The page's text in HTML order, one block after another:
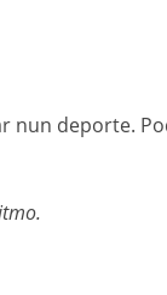
nun deporte.